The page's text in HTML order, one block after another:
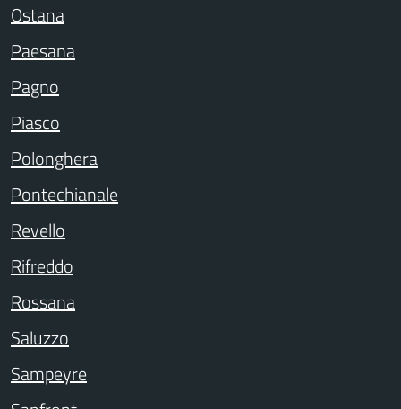
Ostana
Paesana
Pagno
Piasco
Polonghera
Pontechianale
Revello
Rifreddo
Rossana
Saluzzo
Sampeyre